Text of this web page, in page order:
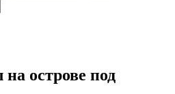
острове под